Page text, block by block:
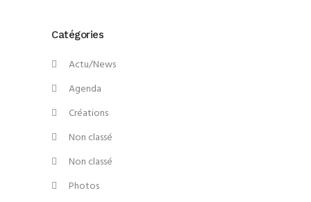
Catégories
Actu/News
Agenda
Créations
Non classé
Non classé
Photos